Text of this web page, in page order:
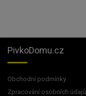
PivkoDomu.cz
Obchodní podmínky
Zpracování osobních údajů